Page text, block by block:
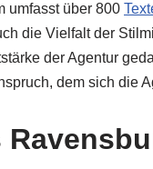
umfasst über 800
die Vielfalt der
der Agentur
dem sich die